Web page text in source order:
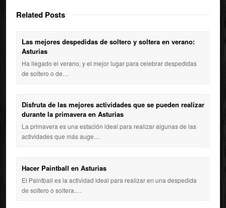
Related Posts
Las mejores despedidas de soltero y soltera en verano:
Asturias
Ha llegado el verano, y el mejor lugar para celebrar despedidas
de soltero o de…
Disfruta de las mejores actividades que se pueden realizar
durante la primavera en Asturias
La primavera es una estación ideal para realizar algunas de las
actividades que más auge…
Hacer Paintball en Asturias
El Paintball es la actividad ideal para realizar en una despedida
de soltero o soltera.…